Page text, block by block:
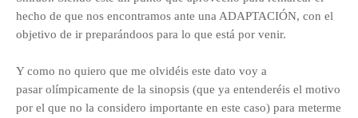
hecho de que nos encontramos ante una ADAPTACIÓN, con el
objetivo de ir preparándoos para lo que está por venir.
Y como no quiero que me olvidéis este dato voy a
pasar olímpicamente de la sinopsis (que ya entenderéis el motivo
por el que no la considero importante en este caso) para meterme